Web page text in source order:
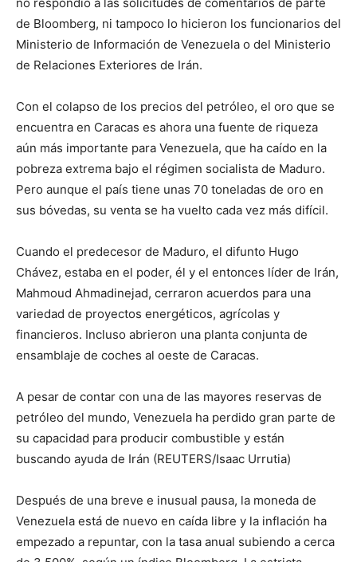
de Bloomberg, ni tampoco lo hicieron los funcionarios del
Ministerio de Información de Venezuela o del Ministerio
de Relaciones Exteriores de Irán.
Con el colapso de los precios del petróleo, el oro que se
encuentra en Caracas es ahora una fuente de riqueza
aún más importante para Venezuela, que ha caído en la
pobreza extrema bajo el régimen socialista de Maduro.
Pero aunque el país tiene unas 70 toneladas de oro en
sus bóvedas, su venta se ha vuelto cada vez más difícil.
Cuando el predecesor de Maduro, el difunto Hugo
Chávez, estaba en el poder, él y el entonces líder de Irán,
Mahmoud Ahmadinejad, cerraron acuerdos para una
variedad de proyectos energéticos, agrícolas y
financieros. Incluso abrieron una planta conjunta de
ensamblaje de coches al oeste de Caracas.
A pesar de contar con una de las mayores reservas de
petróleo del mundo, Venezuela ha perdido gran parte de
su capacidad para producir combustible y están
buscando ayuda de Irán (REUTERS/Isaac Urrutia)
Después de una breve e inusual pausa, la moneda de
Venezuela está de nuevo en caída libre y la inflación ha
empezado a repuntar, con la tasa anual subiendo a cerca